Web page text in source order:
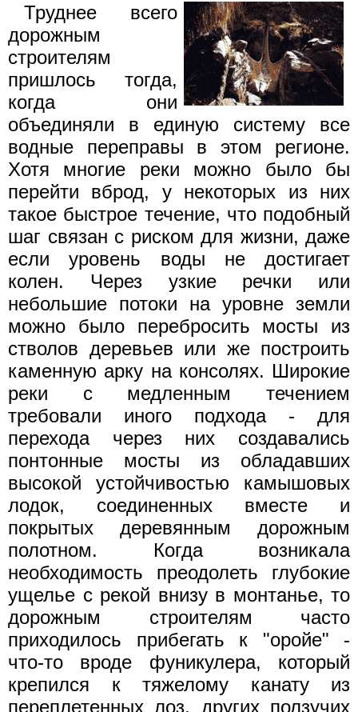
Труднее всего
дорожным
строителям
пришлось тогда,
когда они
объединяли в единую систему все
водные переправы в этом регионе.
Хотя многие реки можно было бы
перейти вброд, у некоторых из них
такое быстрое течение, что подобный
шаг связан с риском для жизни, даже
если уровень воды не достигает
колен. Через узкие речки или
небольшие потоки на уровне земли
можно было перебросить мосты из
стволов деревьев или же построить
каменную арку на консолях. Широкие
реки с медленным течением
требовали иного подхода - для
перехода через них создавались
понтонные мосты из обладавших
высокой устойчивостью камышовых
лодок, соединенных вместе и
покрытых деревянным дорожным
полотном. Когда возникала
необходимость преодолеть глубокие
ущелье с рекой внизу в монтанье, то
дорожным строителям часто
приходилось прибегать к "оройе" -
что-то вроде фуникулера, который
крепился к тяжелому канату из
переплетенных лоз, других ползучих